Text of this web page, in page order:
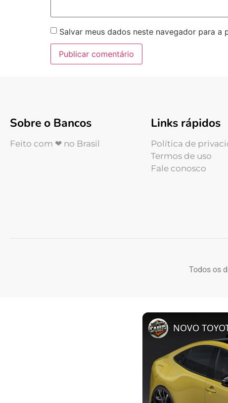
Salvar meus dados neste navegador para a
Sobre o Bancos
Feito com ❤ no Brasil
Links rápidos
Política de
Termos de uso
Fale conosco
Todos os